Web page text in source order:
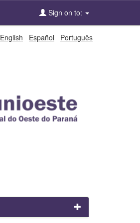
Sign on to:
English Español Português